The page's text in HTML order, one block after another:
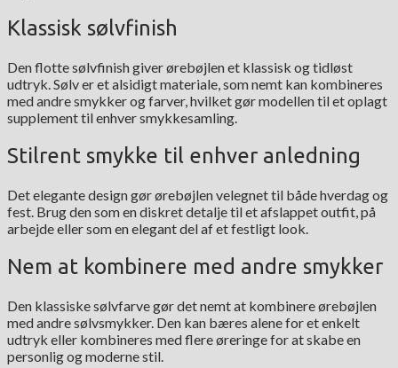
Klassisk sølvfinish
Den flotte sølvfinish giver ørebøjlen et klassisk og tidløst
udtryk. Sølv er et alsidigt materiale, som nemt kan kombineres
med andre smykker og farver, hvilket gør modellen til et oplagt
supplement til enhver smykkesamling.
Stilrent smykke til enhver anledning
Det elegante design gør ørebøjlen velegnet til både hverdag og
fest. Brug den som en diskret detalje til et afslappet outfit, på
arbejde eller som en elegant del af et festligt look.
Nem at kombinere med andre smykker
Den klassiske sølvfarve gør det nemt at kombinere ørebøjlen
med andre sølvsmykker. Den kan bæres alene for et enkelt
udtryk eller kombineres med flere øreringe for at skabe en
personlig og moderne stil.